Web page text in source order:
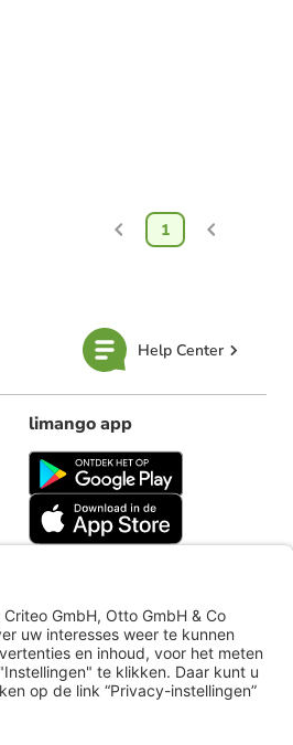
1
Help Center
limango app
limango.de limango.pl